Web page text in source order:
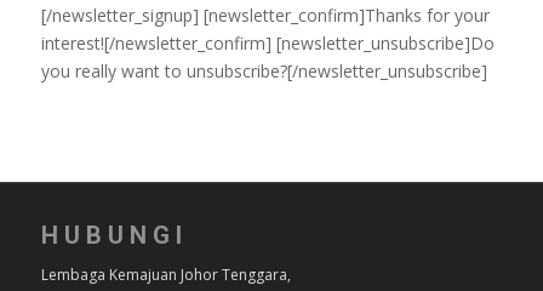
[/newsletter_signup] [newsletter_confirm]Thanks for your
interest![/newsletter_confirm] [newsletter_unsubscribe]Do
you really want to unsubscribe?[/newsletter_unsubscribe]
HUBUNGI
Lembaga Kemajuan Johor Tenggara,